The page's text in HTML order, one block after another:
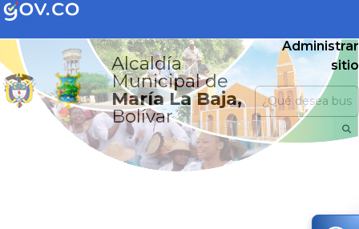
Alcaldía
Municipal de
María La Baja,
Bolívar
Administrar
sitio